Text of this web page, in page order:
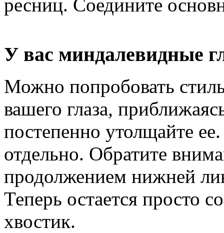
ресниц. Соедините
У вас миндалевидные
Можно попробовать
вашего глаза,
постепенно утолщайте
отдельно. Обратите
продолжением нижней
Теперь остается просто
хвостик.